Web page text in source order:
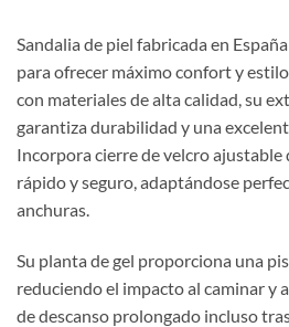
Sandalia de piel fabricada en
para ofrecer máximo confort y
con materiales de alta calidad, su
garantiza durabilidad y una
Incorpora cierre de velcro ajustable
rápido y seguro, adaptándose
anchuras.
Su planta de gel proporciona una
reduciendo el impacto al caminar y
de descanso prolongado incluso